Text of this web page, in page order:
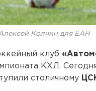
Колчин для ЕАН
клуб
КХЛ.
столичному